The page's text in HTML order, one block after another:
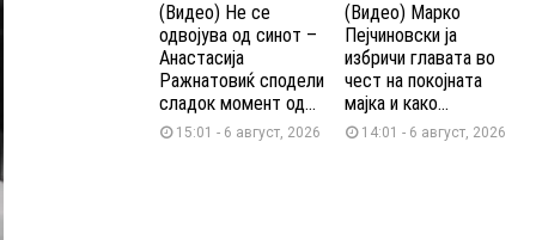
(Видео) Не се
одвојува од синот –
Анастасија
Ражнатовиќ сподели
сладок момент од...
15:01 - 6 август, 2026
(Видео) Марко
Пејчиновски ја
избричи главата во
чест на покојната
мајка и како...
14:01 - 6 август, 2026